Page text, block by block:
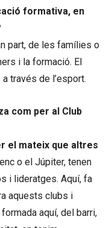
formativa, en
part, de les famílies o
i la formació. El
través de l’esport.
com per al Club
el mateix que altres
o el Júpiter, tenen
i lideratges. Aquí, fa
aquests clubs i
aquí, del barri,